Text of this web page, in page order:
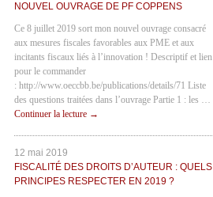
NOUVEL OUVRAGE DE PF COPPENS
Ce 8 juillet 2019 sort mon nouvel ouvrage consacré
aux mesures fiscales favorables aux PME et aux
incitants fiscaux liés à l’innovation ! Descriptif et lien
pour le commander
: http://www.oeccbb.be/publications/details/71 Liste
des questions traitées dans l’ouvrage Partie 1 : les …
Continuer la lecture →
12 mai 2019
FISCALITÉ DES DROITS D’AUTEUR : QUELS
PRINCIPES RESPECTER EN 2019 ?